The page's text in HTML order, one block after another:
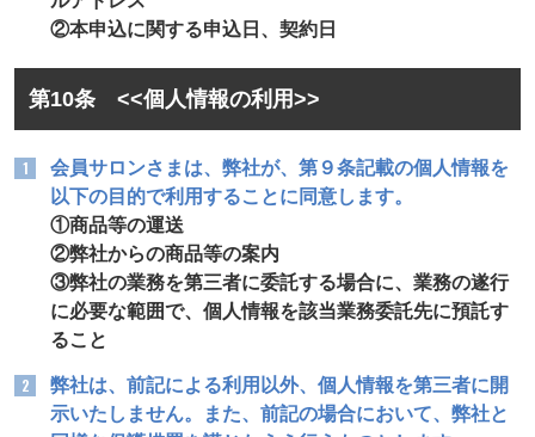
②本申込に関する申込日、契約日
第10条 <<個人情報の利用>>
会員サロンさまは、弊社が、第９条記載の個人情報を
以下の目的で利用することに同意します。
①商品等の運送
②弊社からの商品等の案内
③弊社の業務を第三者に委託する場合に、業務の遂行
に必要な範囲で、個人情報を該当業務委託先に預託す
ること
弊社は、前記による利用以外、個人情報を第三者に開
示いたしません。また、前記の場合において、弊社と